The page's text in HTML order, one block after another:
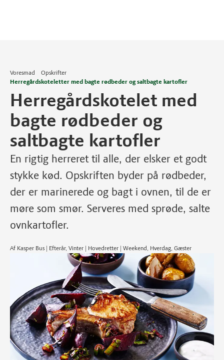
Voresmad
Opskrifter
Herregårdskoteletter med bagte rødbeder og saltbagte kartofler
Herregårdskotelet med
bagte rødbeder og
saltbagte kartofler
En rigtig herreret til alle, der elsker et godt
stykke kød. Opskriften byder på rødbeder,
der er marinerede og bagt i ovnen, til de er
møre som smør. Serveres med sprøde, salte
ovnkartofler.
Af Kasper Bus | Efterår, Vinter | Hovedretter | Weekend, Hverdag, Gæster